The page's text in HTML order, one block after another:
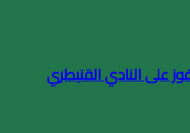
على النادي القنيطري